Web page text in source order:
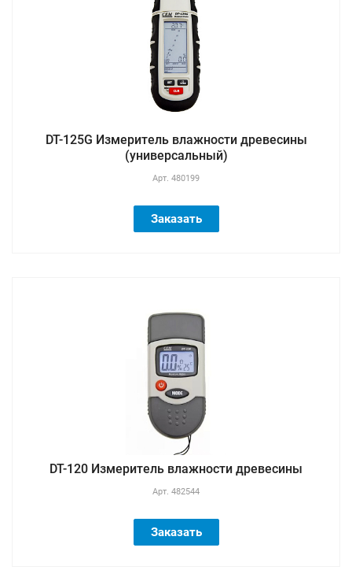
DT-125G Измеритель влажности древесины
(универсальный)
Арт. 480199
Заказать
DT-120 Измеритель влажности древесины
Арт. 482544
Заказать